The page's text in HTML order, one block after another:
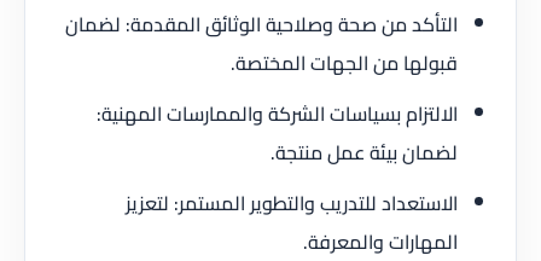
التأكد من صحة وصلاحية الوثائق المقدمة: لضمان
قبولها من الجهات المختصة.
الالتزام بسياسات الشركة والممارسات المهنية:
لضمان بيئة عمل منتجة.
الاستعداد للتدريب والتطوير المستمر: لتعزيز
المهارات والمعرفة.